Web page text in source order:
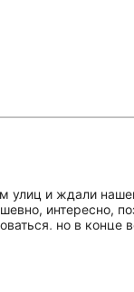
и ждали
интересно,
но в конце
удовольствие
показать нам